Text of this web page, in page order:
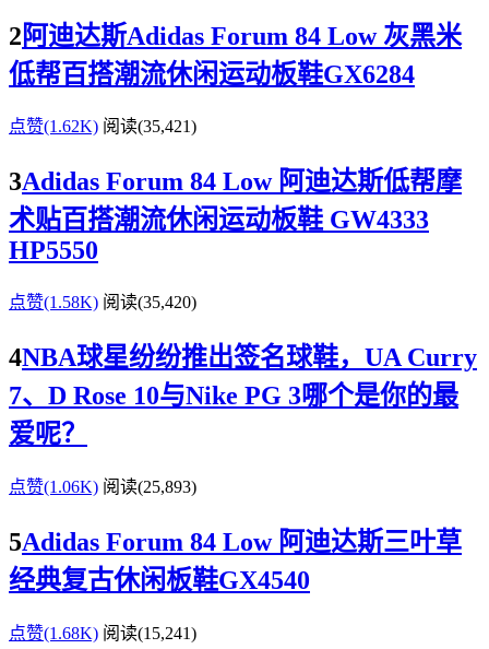
2阿迪达斯Adidas Forum 84 Low 灰黑米
低帮百搭潮流休闲运动板鞋GX6284
点赞(1.62K) 阅读(35,421)
3Adidas Forum 84 Low 阿迪达斯低帮摩
术贴百搭潮流休闲运动板鞋 GW4333
HP5550
点赞(1.58K) 阅读(35,420)
4NBA球星纷纷推出签名球鞋，UA Curry
7、D Rose 10与Nike PG 3哪个是你的最
爱呢？
点赞(1.06K) 阅读(25,893)
5Adidas Forum 84 Low 阿迪达斯三叶草
经典复古休闲板鞋GX4540
点赞(1.68K) 阅读(15,241)